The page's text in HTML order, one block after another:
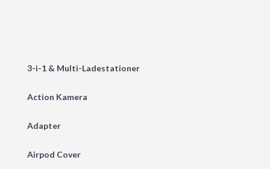
3-i-1 & Multi-Ladestationer
Action Kamera
Adapter
Airpod Cover